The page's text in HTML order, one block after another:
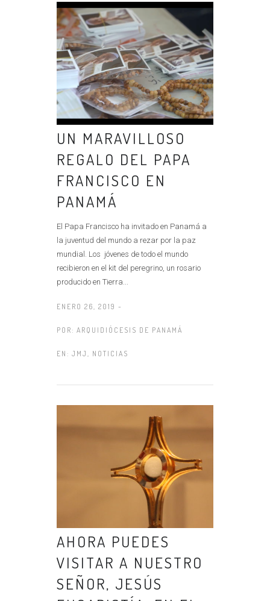
UN MARAVILLOSO
REGALO DEL PAPA
FRANCISCO EN
PANAMÁ
El Papa Francisco ha invitado en Panamá a
la juventud del mundo a rezar por la paz
mundial. Los jóvenes de todo el mundo
recibieron en el kit del peregrino, un rosario
producido en Tierra...
ENERO 26, 2019 -
POR: ARQUIDIÓCESIS DE PANAMÁ
EN: JMJ , NOTICIAS
AHORA PUEDES
VISITAR A NUESTRO
SEÑOR, JESÚS